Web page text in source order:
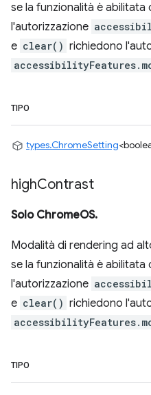
se la funzionalità è abilitata
l'autorizzazione
e clear() richiedono
TIPO
types.ChromeSetting
highContrast
Solo ChromeOS.
Modalità di rendering ad
se la funzionalità è abilitata
l'autorizzazione
e clear() richiedono
TIPO